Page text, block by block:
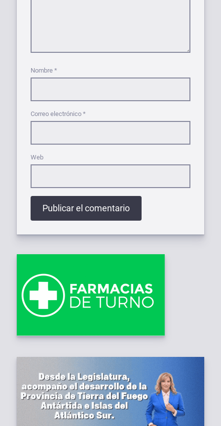
Nombre *
Correo electrónico *
Web